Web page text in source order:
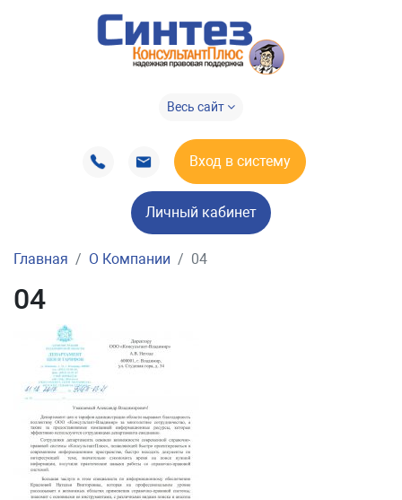
Весь сайт
Вход в систему
Личный кабинет
Главная О Компании 04
04